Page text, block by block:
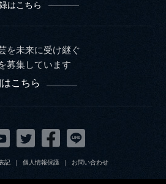
はこちら
を未来に受け継ぐ
募集しています
こちら
記 個人情報保護 お問い合わせ